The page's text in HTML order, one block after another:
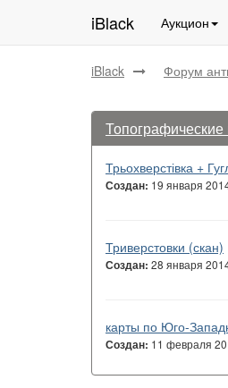
iBlack Аукцион
iBlack Форум
Трьохверстівка +
Создан: 19 января
Триверстовки (скан)
Создан: 28 января
карты по Юго-
Создан: 11 февраля